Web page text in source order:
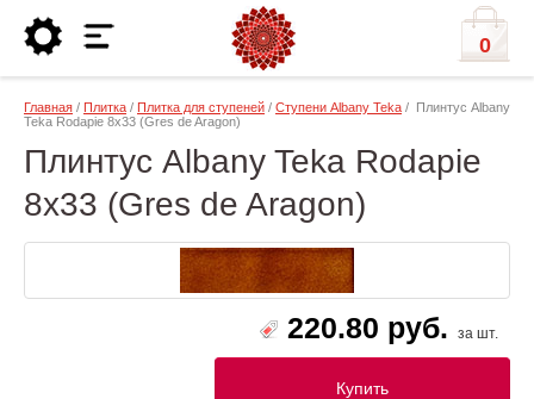
0
Главная / Плитка / Плитка для ступеней / Ступени Albany Teka / Плинтус Albany
Teka Rodapie 8х33 (Gres de Aragon)
Плинтус Albany Teka Rodapie
8х33 (Gres de Aragon)
220.80 руб. за шт.
Купить